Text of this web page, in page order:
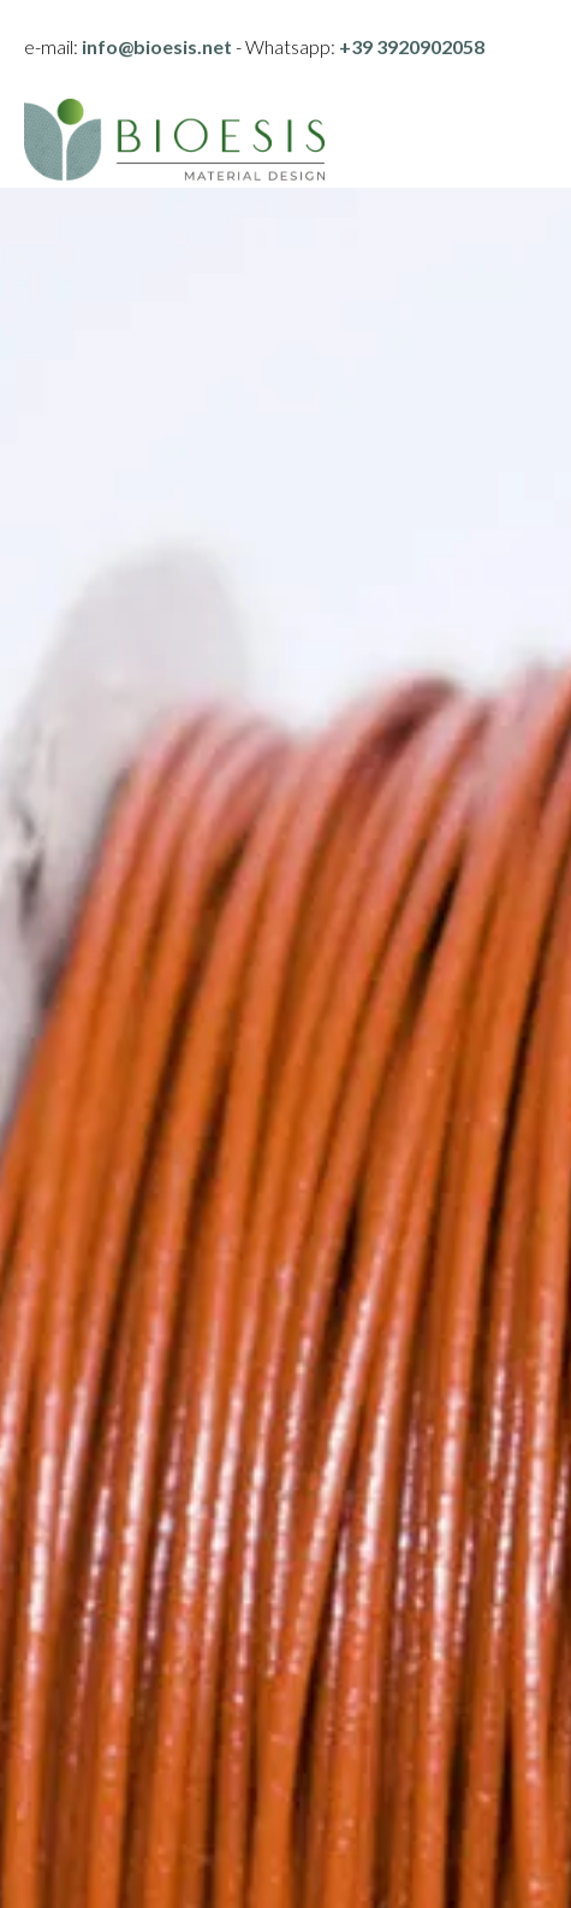
e-mail: info@bioesis.net - Whatsapp: +39 3920902058